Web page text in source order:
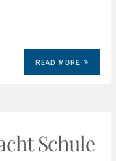
READ MORE
Schule